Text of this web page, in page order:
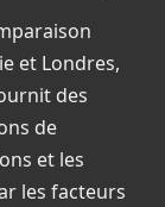
et Londres,
des
de
et les
les facteurs